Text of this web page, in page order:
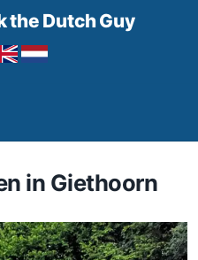
the Dutch Guy
in Giethoorn